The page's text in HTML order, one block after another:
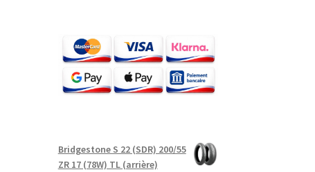
Bridgestone S 22 (SDR) 200/55
ZR 17 (78W) TL (arrière)